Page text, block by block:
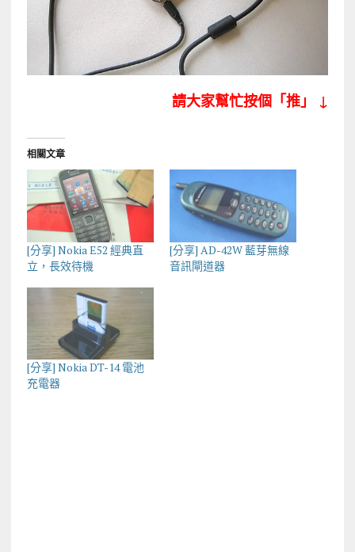
請大家幫忙按個「推」 ↓
相關文章
[分享] Nokia E52 經典直
立，長效待機
[分享] AD-42W 藍芽無線
音訊閘道器
[分享] Nokia DT-14 電池
充電器